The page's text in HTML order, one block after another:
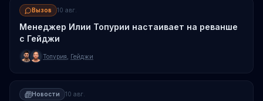
Вызов 10 авг.
Менеджер Илии Топурии настаивает на реванше
с Гейджи
Топурия Гейджи
Новости 10 авг.